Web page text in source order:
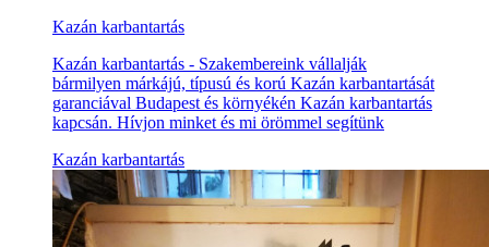
Kazán karbantartás
Kazán karbantartás - Szakembereink vállalják
bármilyen márkájú, típusú és korú Kazán karbantartását
garanciával Budapest és környékén Kazán karbantartás
kapcsán. Hívjon minket és mi örömmel segítünk
Kazán karbantartás